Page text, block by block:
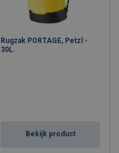
Rugzak PORTAGE, Petzl -
30L.
Bekijk product